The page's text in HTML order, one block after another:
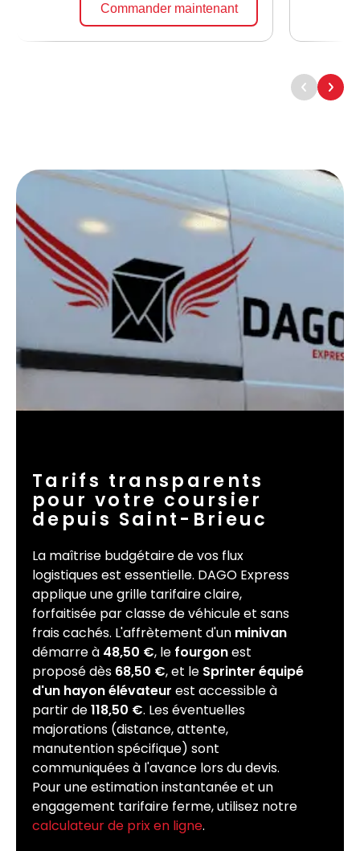
Commander maintenant
Tarifs transparents
pour votre coursier
depuis Saint-Brieuc
La maîtrise budgétaire de vos flux
logistiques est essentielle. DAGO Express
applique une grille tarifaire claire,
forfaitisée par classe de véhicule et sans
frais cachés. L'affrètement d'un minivan
démarre à 48,50 €, le fourgonest
proposé dès 68,50 €, et le Sprinter équipé
d'un hayon élévateur est accessible à
partir de118,50 €. Les éventuelles
majorations (distance, attente,
manutention spécifique) sont
communiquées à l'avance lors du devis.
Pour une estimation instantanée et un
engagement tarifaire ferme, utilisez notre
calculateur de prix en ligne.